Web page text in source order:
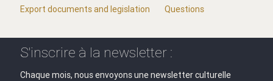
Export documents and legislation
Questions
S'inscrire à la newsletter :
Chaque mois, nous envoyons une newsletter culturelle